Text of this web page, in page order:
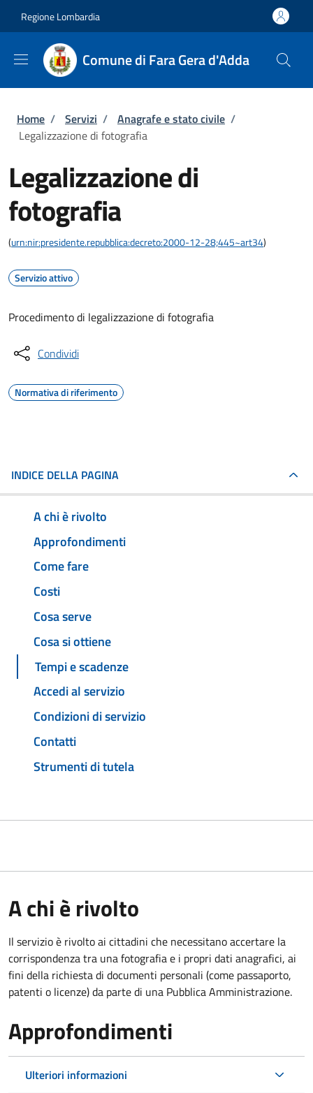
Regione Lombardia
Comune di Fara Gera d'Adda
Briciole di pane
Home / Servizi / Anagrafe e stato civile /
Legalizzazione di fotografia
Legalizzazione di
fotografia
(urn:nir:presidente.repubblica:decreto:2000-12-28;445~art34)
Servizio attivo
Procedimento di legalizzazione di fotografia
Condividi
Normativa di riferimento
INDICE DELLA PAGINA
A chi è rivolto
Approfondimenti
Come fare
Costi
Cosa serve
Cosa si ottiene
Tempi e scadenze
Accedi al servizio
Condizioni di servizio
Contatti
Strumenti di tutela
A chi è rivolto
Il servizio è rivolto ai cittadini che necessitano accertare la
corrispondenza tra una fotografia e i propri dati anagrafici, ai
fini della richiesta di documenti personali (come passaporto,
patenti o licenze) da parte di una Pubblica Amministrazione.
Approfondimenti
Ulteriori informazioni